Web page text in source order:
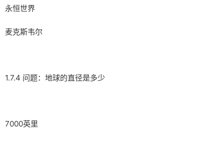
永恒世界
麦克斯韦尔
1.7.4 问题：地球的直径是多少
7000英里